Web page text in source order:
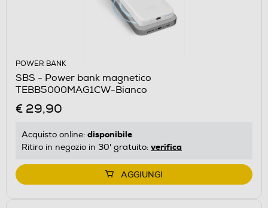
POWER BANK
SBS - Power bank magnetico
TEBB5000MAG1CW-Bianco
€ 29,90
Acquisto online: disponibile
Ritiro in negozio in 30' gratuito: verifica
AGGIUNGI